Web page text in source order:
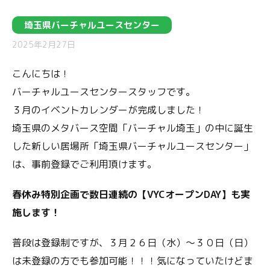
埼玉県バーチャルユースセンター
2025年2月27日
こんにちは！
バーチャルユースセンタースタッフです。
３月のイベントカレンダーが完成しました！
埼玉県のメタバース空間「バーチャル埼玉」の中に誕生
した新しい居場所「埼玉県バーチャルユースセンター」
は、事前登録でご利用頂けます。
春休み特別企画で数日連続の【VYCオープンDAY】も実
施します！
普段は登録制ですが、３月２６日（水）～３０日（日）
は未登録の方でも参加可能！！！気になっていたけどま